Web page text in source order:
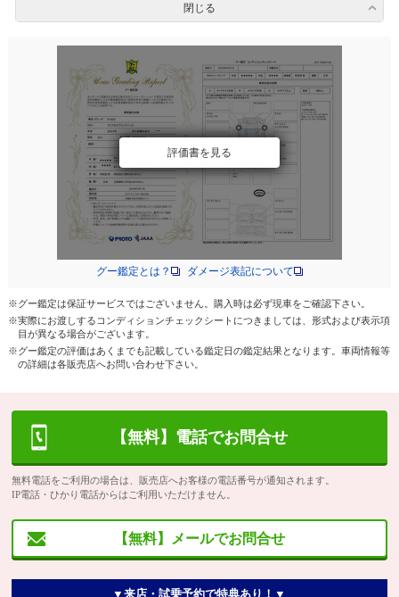
閉じる
評価書を見る
グー鑑定とは？ ダメージ表記について
※グー鑑定は保証サービスではございません。購入時は必ず現車をご確認下さい。
※実際にお渡しするコンディションチェックシートにつきましては、形式および表示項
目が異なる場合がございます。
※グー鑑定の評価はあくまでも記載している鑑定日の鑑定結果となります。車両情報等
の詳細は各販売店へお問い合わせ下さい。
【無料】電話でお問合せ
無料電話をご利用の場合は、販売店へお客様の電話番号が通知されます。
IP電話・ひかり電話からはご利用いただけません。
【無料】メールでお問合せ
▼来店・試乗予約で特典あり！▼